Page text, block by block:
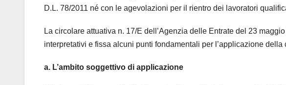
D.L. 78/2011 né con le agevolazioni per il rientro dei lavoratori
La circolare attuativa n. 17/E dell’Agenzia delle Entrate del 23
interpretativi e fissa alcuni punti fondamentali per l’applicazione della
a. L’ambito soggettivo di applicazione